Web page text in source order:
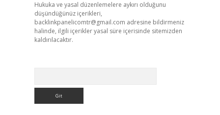
Hukuka ve yasal düzenlemelere aykırı olduğunu
düşündüğünüz içerikleri,
backlinkpanelicomtr@gmail.com adresine bildirmeniz
halinde, ilgili içerikler yasal süre içerisinde sitemizden
kaldırılacaktır.